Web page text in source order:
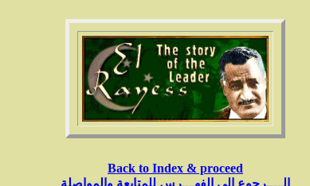
Back to Index & proceed